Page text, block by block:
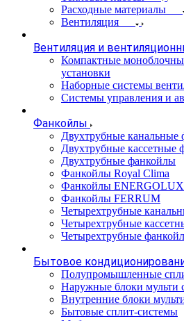
Расходные материалы
Вентиляция
Вентиляция и
Компактные
установки
Наборные системы
Системы управления и
Фанкойлы
Двухтрубные канальные
Двухтрубные кассетные
Двухтрубные фанкойлы
Фанкойлы Royal Clima
Фанкойлы ENERGOLUX
Фанкойлы FERRUM
Четырехтрубные
Четырехтрубные
Четырехтрубные
Бытовое
Полупромышленные
Наружные блоки мульти
Внутренние блоки
Бытовые сплит-системы